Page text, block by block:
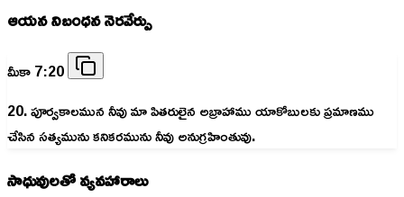
ఆయన నిబ౦ధన నెరవేర్పు
మీకా 7:20
20. పూర్వకాలమున నీవు మా పితరులైన అబ్రాహాము యాకోబులకు ప్రమాణము
చేసిన సత్యమును కనికరమును నీవు అనుగ్రహింతువు.
సాధువులతో వ్యవహారాలు